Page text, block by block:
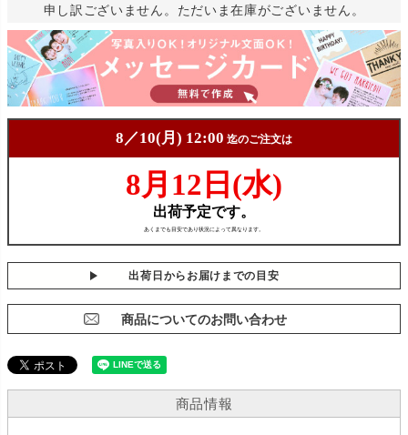
申し訳ございません。ただいま在庫がございません。
出荷日からお届けまでの目安
商品についてのお問い合わせ
商品情報